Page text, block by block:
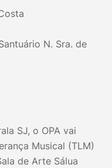
N. Sra. de
SJ, o OPA vai
Musical (TLM)
de Arte Sálua